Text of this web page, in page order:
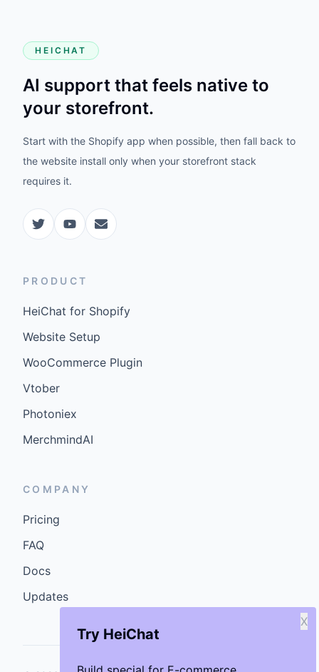
Try HeiChat
X
HEICHAT
AI support that feels native to
your storefront.
Start with the Shopify app when possible, then fall back to
the website install only when your storefront stack
requires it.
PRODUCT
HeiChat for Shopify
Website Setup
WooCommerce Plugin
Vtober
Photoniex
MerchmindAI
COMPANY
Pricing
FAQ
Docs
Updates